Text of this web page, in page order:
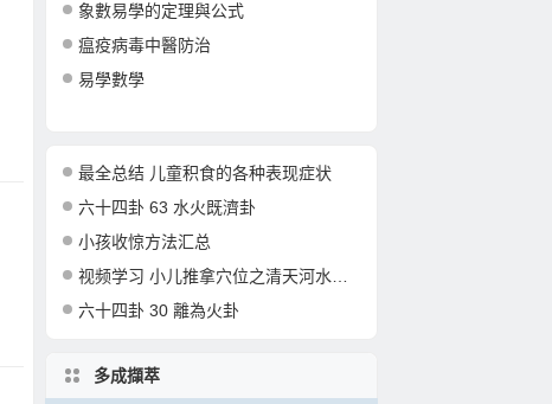
象數易學的定理與公式
瘟疫病毒中醫防治
易學數學
最全总结 儿童积食的各种表现症状
六十四卦 63 水火既濟卦
小孩收惊方法汇总
视频学习 小儿推拿穴位之清天河水的准确定位和操作
六十四卦 30 離為火卦
多成擷萃